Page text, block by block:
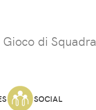
di Squadra
SOCIAL